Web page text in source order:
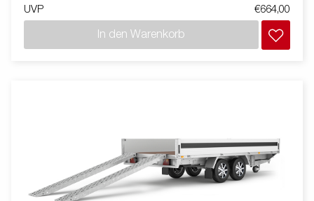
UVP €664,00
In den Warenkorb